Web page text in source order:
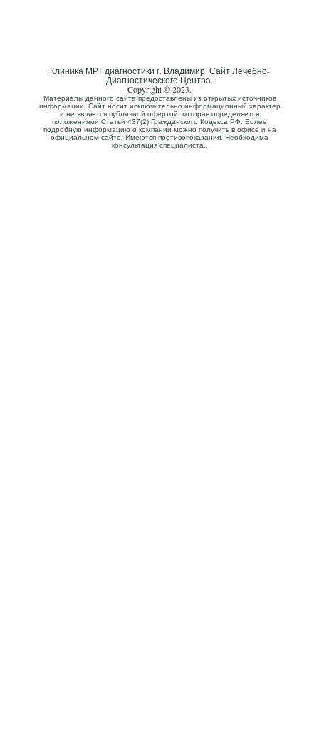
Клиника МРТ диагностики г. Владимир. Сайт Лечебно-
Диагностического Центра.
Copyright © 2023.
Материалы данного сайта предоставлены из открытых источников
информации. Сайт носит исключительно информационный характер
и не является публичной офертой, которая определяется
положениями Статьи 437(2) Гражданского Кодекса РФ. Более
подробную информацию о компании можно получить в офисе и на
официальном сайте. Имеются противопоказания. Необходима
консультация специалиста..